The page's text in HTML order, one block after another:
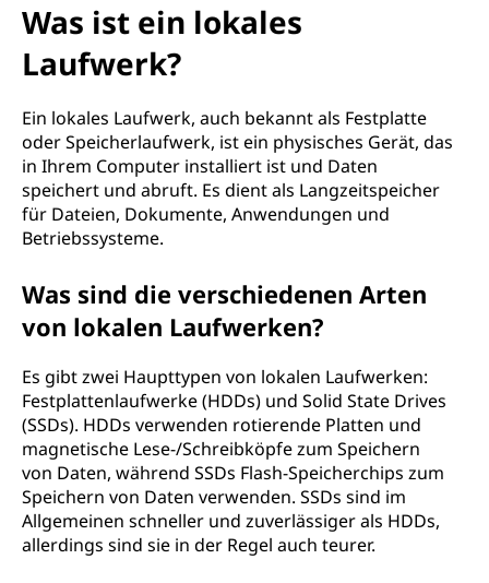
Was ist ein lokales
Laufwerk?
Ein lokales Laufwerk, auch bekannt als Festplatte
oder Speicherlaufwerk, ist ein physisches Gerät, das
in Ihrem Computer installiert ist und Daten
speichert und abruft. Es dient als Langzeitspeicher
für Dateien, Dokumente, Anwendungen und
Betriebssysteme.
Was sind die verschiedenen Arten
von lokalen Laufwerken?
Es gibt zwei Haupttypen von lokalen Laufwerken:
Festplattenlaufwerke (HDDs) und Solid State Drives
(SSDs). HDDs verwenden rotierende Platten und
magnetische Lese-/Schreibköpfe zum Speichern
von Daten, während SSDs Flash-Speicherchips zum
Speichern von Daten verwenden. SSDs sind im
Allgemeinen schneller und zuverlässiger als HDDs,
allerdings sind sie in der Regel auch teurer.